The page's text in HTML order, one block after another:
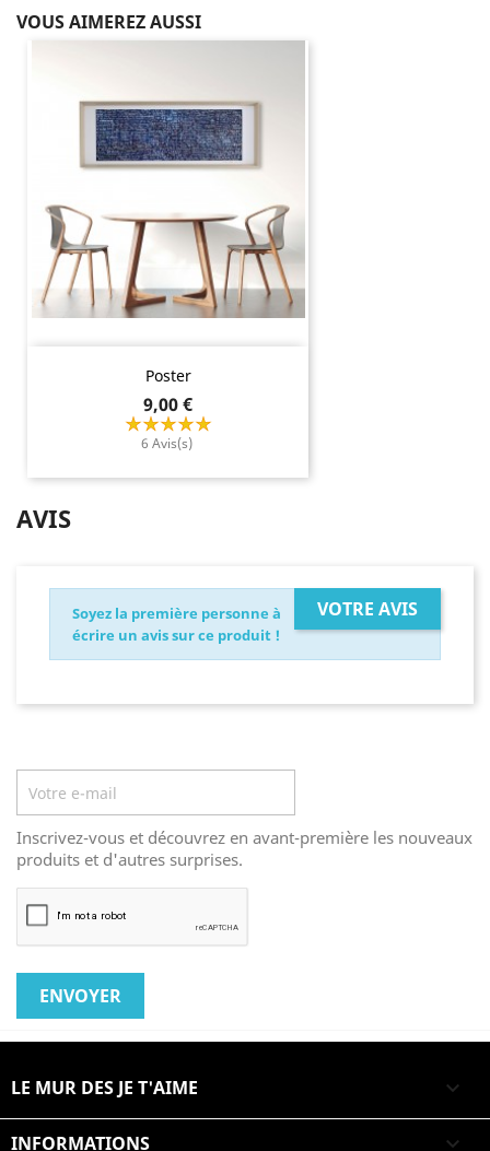
VOUS AIMEREZ AUSSI
Poster
Prix
9,00 €
6 Avis(s)
AVIS
VOTRE AVIS
Soyez la première personne à
écrire un avis sur ce produit !
Inscrivez-vous et découvrez en avant-première les nouveaux
produits et d'autres surprises.
LE MUR DES JE T'AIME 
INFORMATIONS 